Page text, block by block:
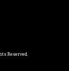
Reserved.